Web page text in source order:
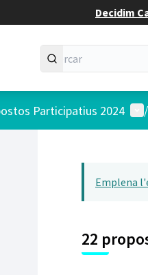
Decidim
Participatius 2024 /
Emplena
22